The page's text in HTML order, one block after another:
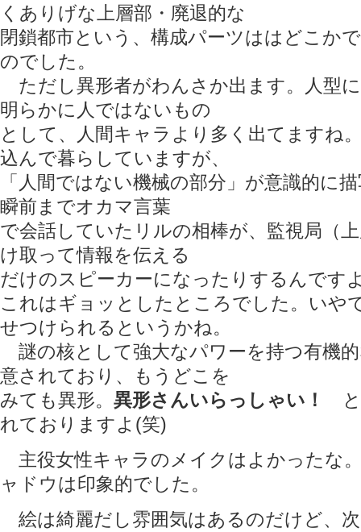
くありげな上層部・廃退的な
閉鎖都市という、構成パーツははどこか
のでした。
ただし異形者がわんさか出ます。人型
明らかに人ではないもの
として、人間キャラより多く出てますね
込んで暮らしていますが、
「人間ではない機械の部分」が意識的に
瞬前までオカマ言葉
で会話していたリルの相棒が、監視局（
け取って情報を伝える
だけのスピーカーになったりするんです
これはギョッとしたところでした。いや
せつけられるというかね。
謎の核として強大なパワーを持つ有機
意されており、もうどこを
みても異形。 異形さんいらっしゃい！
と
れておりますよ(笑)
主役女性キャラのメイクはよかったな
ャドウは印象的でした。
絵は綺麗だし雰囲気はあるのだけど、